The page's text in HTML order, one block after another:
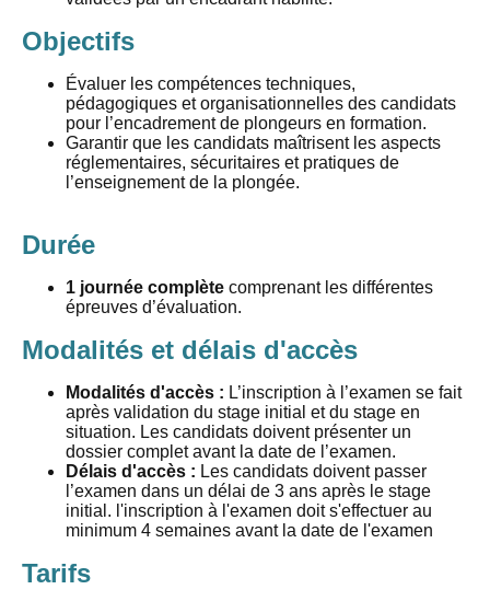
Objectifs
Évaluer les compétences techniques,
pédagogiques et organisationnelles des candidats
pour l’encadrement de plongeurs en formation.
Garantir que les candidats maîtrisent les aspects
réglementaires, sécuritaires et pratiques de
l’enseignement de la plongée.
Durée
1 journée complète comprenant les différentes
épreuves d’évaluation.
Modalités et délais d'accès
Modalités d'accès : L’inscription à l’examen se fait
après validation du stage initial et du stage en
situation. Les candidats doivent présenter un
dossier complet avant la date de l’examen.
Délais d'accès : Les candidats doivent passer
l’examen dans un délai de 3 ans après le stage
initial. l'inscription à l'examen doit s'effectuer au
minimum 4 semaines avant la date de l'examen
Tarifs